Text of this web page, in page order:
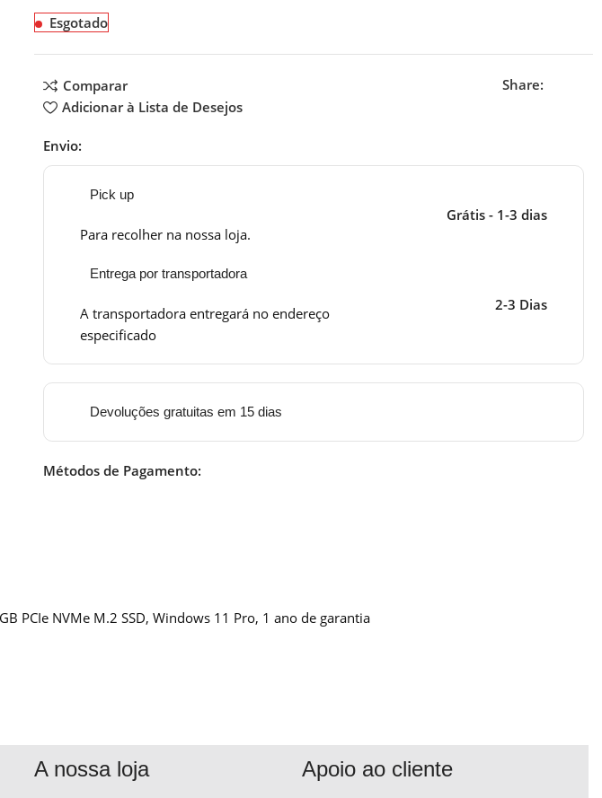
Esgotado
Comparar
Adicionar à Lista de Desejos
Share:
Envio:
Pick up
Para recolher na nossa loja.
Grátis - 1-3 dias
Entrega por transportadora
A transportadora entregará no endereço
especificado
2-3 Dias
Devoluções gratuitas em 15 dias
Métodos de Pagamento:
PCIe NVMe M.2 SSD, Windows 11 Pro, 1 ano de garantia
A nossa loja Apoio ao cliente